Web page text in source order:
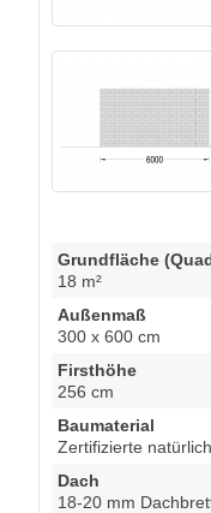
Grundfläche
18 m²
Außenmaß
300 x 600 cm
Firsthöhe
256 cm
Baumaterial
Zertifizierte
Dach
18-20 mm